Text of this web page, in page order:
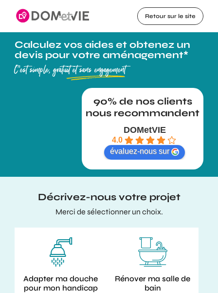
Retour sur le site
Calculez vos aides et obtenez un
devis pour votre aménagement*
C’est simple, gratuit et sans engagement
DOMetVIE
4.0
évaluez-nous sur
Décrivez-nous votre projet
Merci de sélectionner un choix.
Adapter ma douche
pour mon handicap
Rénover ma salle de
bain